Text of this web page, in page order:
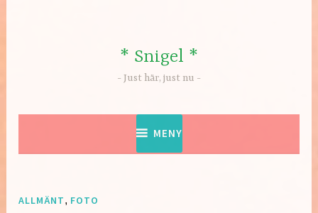
* Snigel *
Just här, just nu
MENY
ALLMÄNT, FOTO